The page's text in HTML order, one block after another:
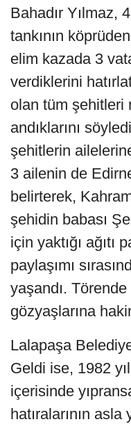
Bahadır Yılmaz,
tankının
elim kazada 3
verdiklerini
olan tüm şehitleri
andıklarını
şehitlerin
3 ailenin de
belirterek,
şehidin babası
için yaktığı ağıtı
paylaşımı
yaşandı.
gözyaşlarına
Lalapaşa
Geldi ise, 1982
içerisinde
hatıralarının asla